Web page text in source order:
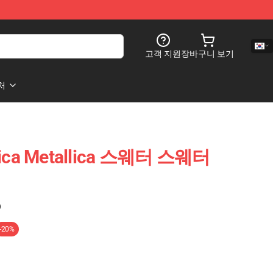
고객 지원장바구니 보기
Metallica 스웨터 스웨터
-20%